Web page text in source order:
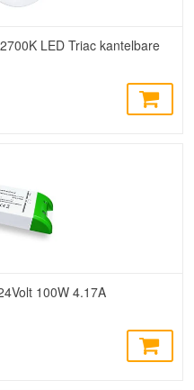
LED Triac kantelbare
100W 4.17A